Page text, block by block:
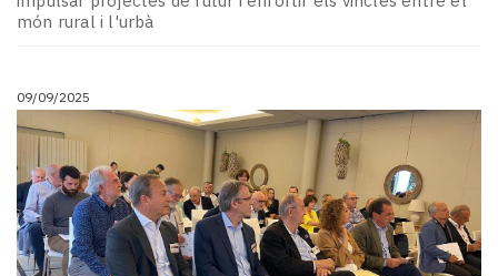
món rural i l'urbà
09/09/2025